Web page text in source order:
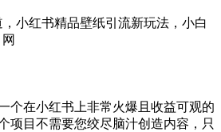
个在小红书上非常火爆且收益可观的
目不需要您绞尽脑汁创造内容，只